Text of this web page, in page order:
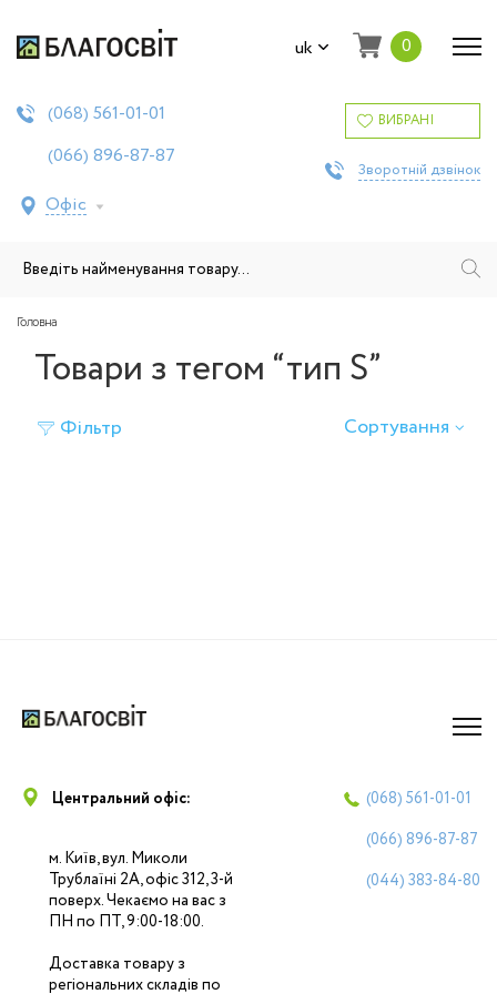
uk 0
(068) 561-01-01
(066) 896-87-87
Офіс
ВИБРАНІ
Зворотній дзвінок
Головна
Товари з тегом “тип S”
Фільтр Сортування
Центральний офіс:
м. Київ, вул. Миколи
Трублаїні 2А, офіс 312, 3-й
поверх. Чекаємо на вас з
ПН по ПТ, 9:00-18:00.
Доставка товару з
регіональних складів по
(068) 561-01-01
(066) 896-87-87
(044) 383-84-80